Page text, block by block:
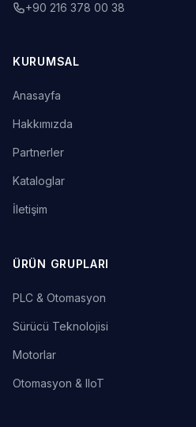
+90 216 378 00 38
KURUMSAL
Anasayfa
Hakkımızda
Partnerler
Kataloglar
İletişim
ÜRÜN GRUPLARI
PLC & Otomasyon
Sürücü Teknolojisi
Motorlar
Otomasyon & IIoT